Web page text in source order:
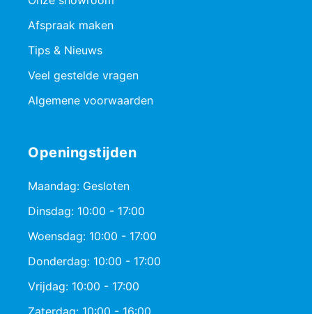
Afspraak maken
Tips & Nieuws
Veel gestelde vragen
Algemene voorwaarden
Openingstijden
Maandag: Gesloten
Dinsdag: 10:00 - 17:00
Woensdag: 10:00 - 17:00
Donderdag: 10:00 - 17:00
Vrijdag: 10:00 - 17:00